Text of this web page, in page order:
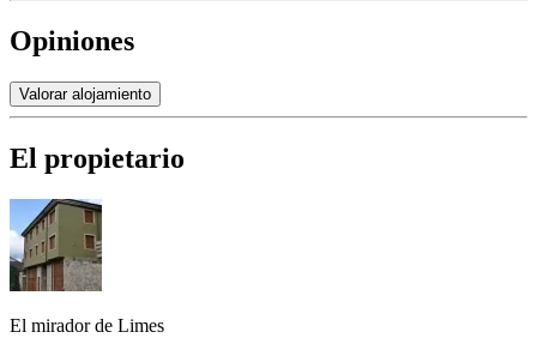
Opiniones
Valorar alojamiento
El propietario
El mirador de Limes